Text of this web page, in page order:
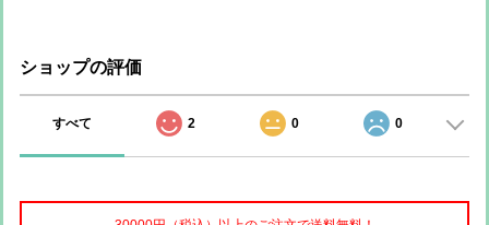
ショップの評価
すべて 2 0 0